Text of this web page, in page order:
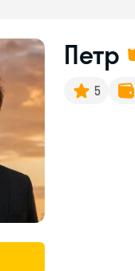
Петр
5